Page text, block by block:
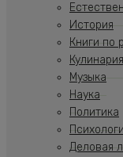
История
Книги по
Музыка
Наука
Политика
Деловая